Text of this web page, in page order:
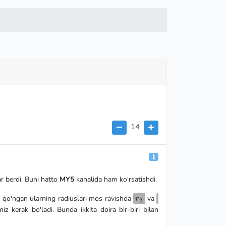
14
berdi. Buni hatto MY5kanalida ham ko'rsatishdi.
ularning radiuslari mos ravishda r_2
r2 va
kerak bo'ladi. Bunda ikkita doira bir-biri bilan